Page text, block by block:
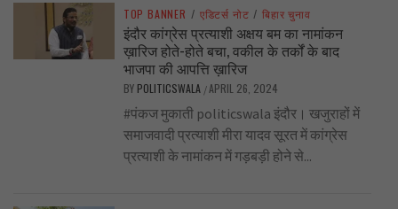
TOP BANNER / एडिटर्स नोट / बिहार चुनाव
इंदौर कांग्रेस प्रत्याशी अक्षय बम का नामांकन
ख़ारिज होते-होते बचा, वकील के तर्कों के बाद
भाजपा की आपत्ति ख़ारिज
BY POLITICSWALA /APRIL 26, 2024
#पंकज मुकाती politicswala इंदौर। खजुराहों में
समाजवादी प्रत्याशी मीरा यादव सूरत में कांग्रेस
प्रत्याशी के नामांकन में गड़बड़ी होने से...